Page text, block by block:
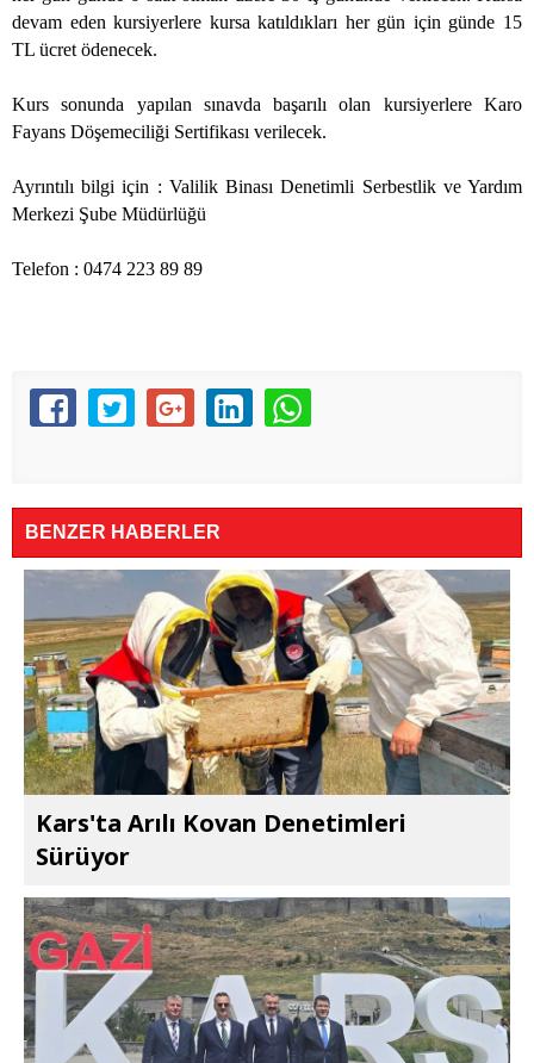
devam eden kursiyerlere kursa katıldıkları her gün için günde 15
TL ücret ödenecek.
Kurs sonunda yapılan sınavda başarılı olan kursiyerlere Karo
Fayans Döşemeciliği Sertifikası verilecek.
Ayrıntılı bilgi için : Valilik Binası Denetimli Serbestlik ve Yardım
Merkezi Şube Müdürlüğü
Telefon : 0474 223 89 89
BENZER HABERLER
Kars'ta Arılı Kovan Denetimleri
Sürüyor